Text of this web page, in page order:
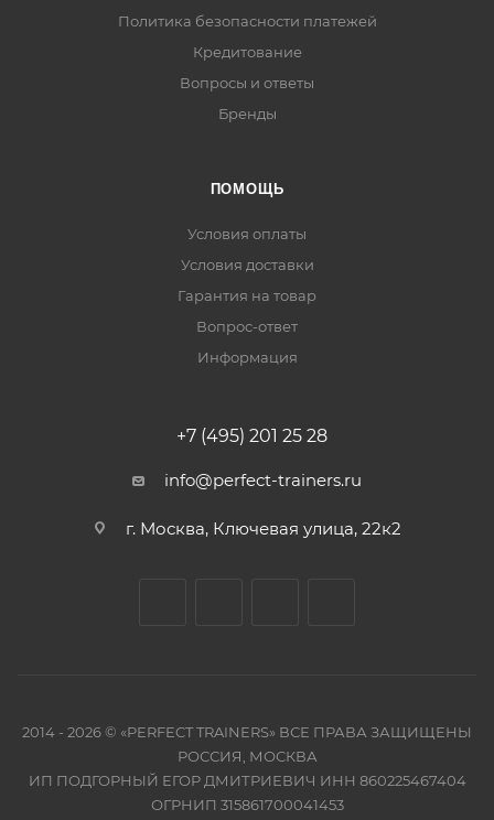
Политика безопасности платежей
Кредитование
Вопросы и ответы
Бренды
ПОМОЩЬ
Условия оплаты
Условия доставки
Гарантия на товар
Вопрос-ответ
Информация
+7 (495) 201 25 28
info@perfect-trainers.ru
г. Москва, Ключевая улица, 22к2
2014 - 2026 © «PERFECT TRAINERS» ВСЕ ПРАВА ЗАЩИЩЕНЫ
РОССИЯ, МОСКВА
ИП ПОДГОРНЫЙ ЕГОР ДМИТРИЕВИЧ ИНН 860225467404
ОГРНИП 315861700041453